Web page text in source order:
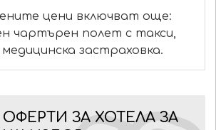
цени включват още:
чартърен полет с такси,
застраховка.
ЗА ХОТЕЛА ЗА